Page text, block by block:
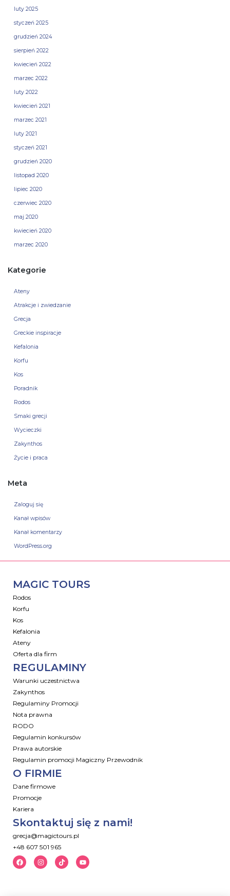
luty 2025
styczeń 2025
grudzień 2024
sierpień 2022
kwiecień 2022
marzec 2022
luty 2022
kwiecień 2021
marzec 2021
luty 2021
styczeń 2021
grudzień 2020
listopad 2020
lipiec 2020
czerwiec 2020
maj 2020
kwiecień 2020
marzec 2020
Kategorie
Ateny
Atrakcje i zwiedzanie
Grecja
Greckie inspiracje
Kefalonia
Korfu
Kos
Poradnik
Rodos
Smaki grecji
Wycieczki
Zakynthos
Życie i praca
Meta
Zaloguj się
Kanał wpisów
Kanał komentarzy
WordPress.org
MAGIC TOURS
Rodos
Korfu
Kos
Kefalonia
Ateny
Oferta dla firm
REGULAMINY
Warunki uczestnictwa
Zakynthos
Regulaminy Promocji
Nota prawna
RODO
Regulamin konkursów
Prawa autorskie
Regulamin promocji Magiczny Przewodnik
O FIRMIE
Dane firmowe
Promocje
Kariera
Skontaktuj się z nami!
grecja@magictours.pl
+48 607 501 965